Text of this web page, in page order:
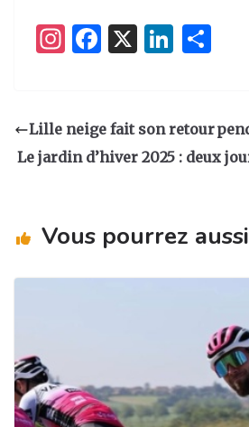
I
a
g
F
e
b
k
X
Li
e
dI
g
er
Lille neige fait son retour
Le jardin d’hiver 2025 : deux
Vous pourrez